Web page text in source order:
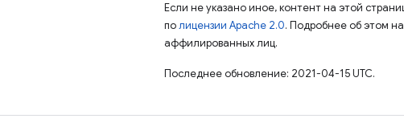
Если не указано иное, контент на этой
полицензии Apache 2.0. Подробнее об этом
аффилированных лиц.
Последнее обновление: 2021-04-15 UTC.